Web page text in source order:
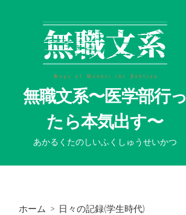
無職文系〜医学部行っ
たら本気出す〜
あかるくたのしいふくしゅうせいかつ
ホーム > 日々の記録(学生時代)